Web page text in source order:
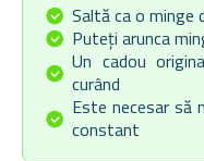
Saltă ca o minge
Puteți arunca
Un cadou
curând
Este necesar să
constant